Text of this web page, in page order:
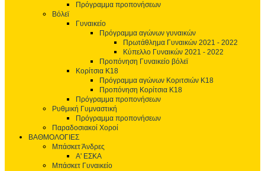
Πρόγραμμα προπονήσεων
Βόλεϊ
Γυναικείο
Πρόγραμμα αγώνων γυναικών
Πρωτάθλημα Γυναικών 2021 - 2022
Κύπελλο Γυναικών 2021 - 2022
Προπόνηση Γυναικείο βόλεϊ
Κορίτσια Κ18
Πρόγραμμα αγώνων Κοριτσιών Κ18
Προπόνηση Κορίτσια Κ18
Πρόγραμμα προπονήσεων
Ρυθμική Γυμναστική
Πρόγραμμα προπονήσεων
Παραδοσιακοί Χοροί
ΒΑΘΜΟΛΟΓΙΕΣ
Μπάσκετ Άνδρες
Α' ΕΣΚΑ
Μπάσκετ Γυναικείο